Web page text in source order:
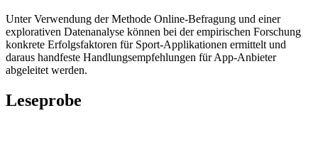
Unter Verwendung der Methode Online-Befragung und einer
explorativen Datenanalyse können bei der empirischen Forschung
konkrete Erfolgsfaktoren für Sport-Applikationen ermittelt und
daraus handfeste Handlungsempfehlungen für App-Anbieter
abgeleitet werden.
Leseprobe